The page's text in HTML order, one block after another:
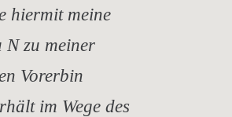
hiermit meine
N zu meiner
Vorerbin
im Wege des